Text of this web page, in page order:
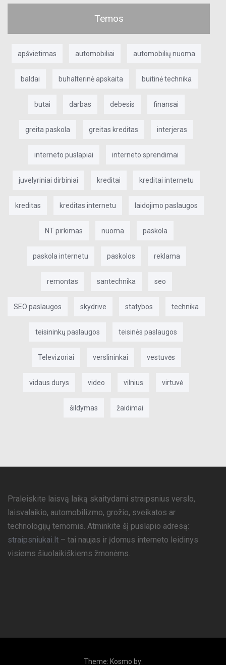
Temos
apšvietimas automobiliai automobilių nuoma
baldai buhalterinė apskaita buitinė technika
butai darbas debesis finansai
greita paskola greitas kreditas interjeras
interneto puslapiai interneto sprendimai
juvelyriniai dirbiniai kreditai kreditai internetu
kreditas kreditas internetu laidojimo paslaugos
NT pirkimas nuoma paskola
paskola internetu paskolos reklama
remontas santechnika seo
SEO paslaugos skydrive statybos technika
teisininkų paslaugos teisinės paslaugos
Televizoriai verslininkai vestuvės
vidaus durys video vilnius virtuvė
šildymas žaidimai
Praleiskite laisvą laiką skaitydami straipsnius verslo,
laisvalaikio, automobilizmo, grožio, sveikatos ar
technologijų temomis. Atminkite šį puslapio adresą:
straipsniukai.lt – tai naujas ir įdomus interneto leidinys
visiems šiuolaikiškiems žmonėms.
Theme: Kosmo by: